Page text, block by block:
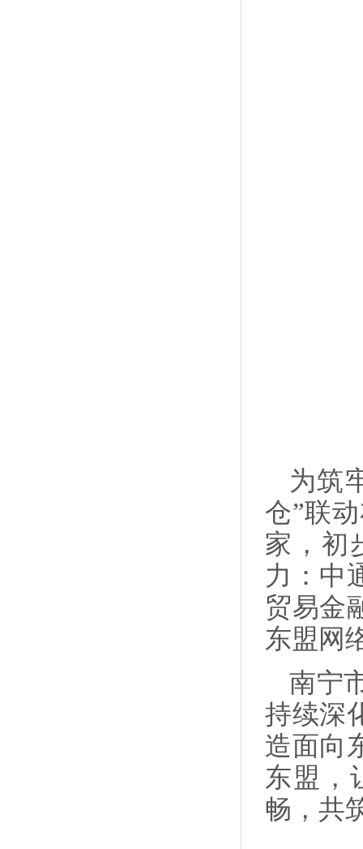
为筑
仓”联
家，初
力：中
贸易金
东盟网
南宁
持续深
造面向
东盟，
畅，共